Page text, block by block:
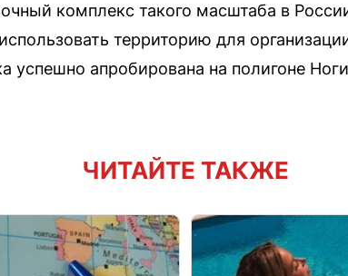
комплекс такого масштаба в
территорию для
успешно апробирована на полигоне
ЧИТАЙТЕ ТАКЖЕ